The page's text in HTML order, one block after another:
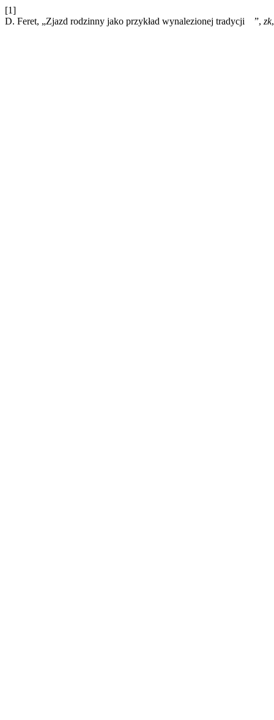
[1]
D. Feret, „Zjazd rodzinny jako przykład wynalezionej tradycji ”, zk